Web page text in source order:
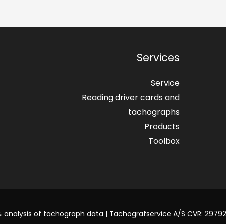
Services
Service
Reading driver cards and
tachographs
Products
Toolbox
of tachograph data | Tachografservice A/S CVR: